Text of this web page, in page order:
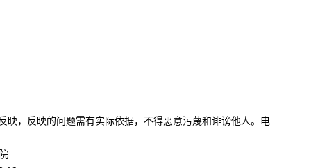
，反映的问题需有实际依据，不得恶意污蔑和诽谤他人。电